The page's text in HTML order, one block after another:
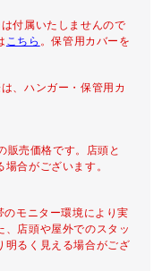
付属いたしませんので
こちら 。保管用カバーを
、ハンガー・保管用カ
販売価格です。店頭と
合がございます。
モニター環境により実
、店頭や屋外でのスタッ
明るく見える場合がござ